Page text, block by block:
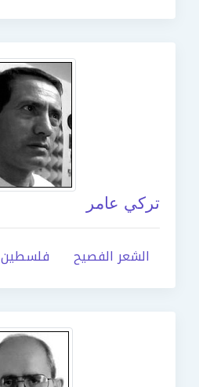
تركي عامر
الشعر الفصيح فلسطين